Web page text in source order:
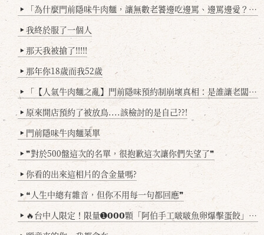
▶ 「為什麼門前隱味牛肉麵，讓無數老饕邊吃邊罵、邊罵邊愛？小辣雞揭密！」
▶ 我終於服了一個人
▶ 那天我被搶了!!!!!
▶ 那年你18歲而我52歲
▶ 「【人氣牛肉麵之亂】門前隱味預約制崩壞真相：是誰讓老闆心灰意冷？」
▶ 原來開店預約了被放鳥....該檢討的是自己??!
▶ 門前隱味牛肉麵菜單
▶ ❞對於500盤這次的名單，很抱歉這次讓你們失望了❞
▶ 你看的出來這相片的含金量嗎?
▶ ❝人生中總有雜音，但你不用每一句都回應❞
▶ 🔥台中人限定！限量➊𝟬𝟬𝟬顆「阿伯手工啵啵魚卵爆擊蛋餃」台北已被搶爆2萬顆，最後名額門前隱味只留給你！🥟💥